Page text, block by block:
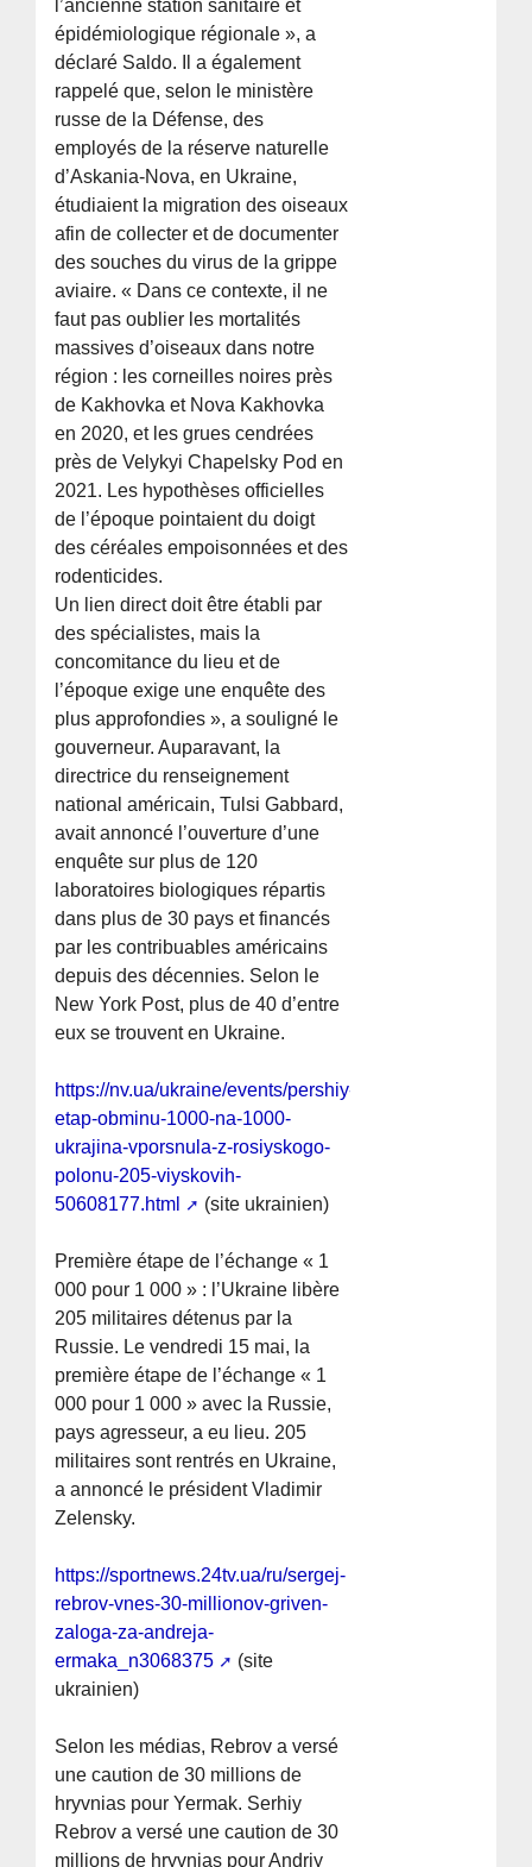
l’ancienne station sanitaire et
épidémiologique régionale », a
déclaré Saldo. Il a également
rappelé que, selon le ministère
russe de la Défense, des
employés de la réserve naturelle
d’Askania-Nova, en Ukraine,
étudiaient la migration des oiseaux
afin de collecter et de documenter
des souches du virus de la grippe
aviaire. « Dans ce contexte, il ne
faut pas oublier les mortalités
massives d’oiseaux dans notre
région : les corneilles noires près
de Kakhovka et Nova Kakhovka
en 2020, et les grues cendrées
près de Velykyi Chapelsky Pod en
2021. Les hypothèses officielles
de l’époque pointaient du doigt
des céréales empoisonnées et des
rodenticides.
Un lien direct doit être établi par
des spécialistes, mais la
concomitance du lieu et de
l’époque exige une enquête des
plus approfondies », a souligné le
gouverneur. Auparavant, la
directrice du renseignement
national américain, Tulsi Gabbard,
avait annoncé l’ouverture d’une
enquête sur plus de 120
laboratoires biologiques répartis
dans plus de 30 pays et financés
par les contribuables américains
depuis des décennies. Selon le
New York Post, plus de 40 d’entre
eux se trouvent en Ukraine.
https://nv.ua/ukraine/events/pershiy-
etap-obminu-1000-na-1000-
ukrajina-vporsnula-z-rosiyskogo-
polonu-205-viyskovih-
50608177.html
(site ukrainien)
Première étape de l’échange « 1
000 pour 1 000 » : l’Ukraine libère
205 militaires détenus par la
Russie. Le vendredi 15 mai, la
première étape de l’échange « 1
000 pour 1 000 » avec la Russie,
pays agresseur, a eu lieu. 205
militaires sont rentrés en Ukraine,
a annoncé le président Vladimir
Zelensky.
https://sportnews.24tv.ua/ru/sergej-
rebrov-vnes-30-millionov-griven-
zaloga-za-andreja-
ermaka_n3068375
(site
ukrainien)
Selon les médias, Rebrov a versé
une caution de 30 millions de
hryvnias pour Yermak. Serhiy
Rebrov a versé une caution de 30
millions de hryvnias pour Andriy